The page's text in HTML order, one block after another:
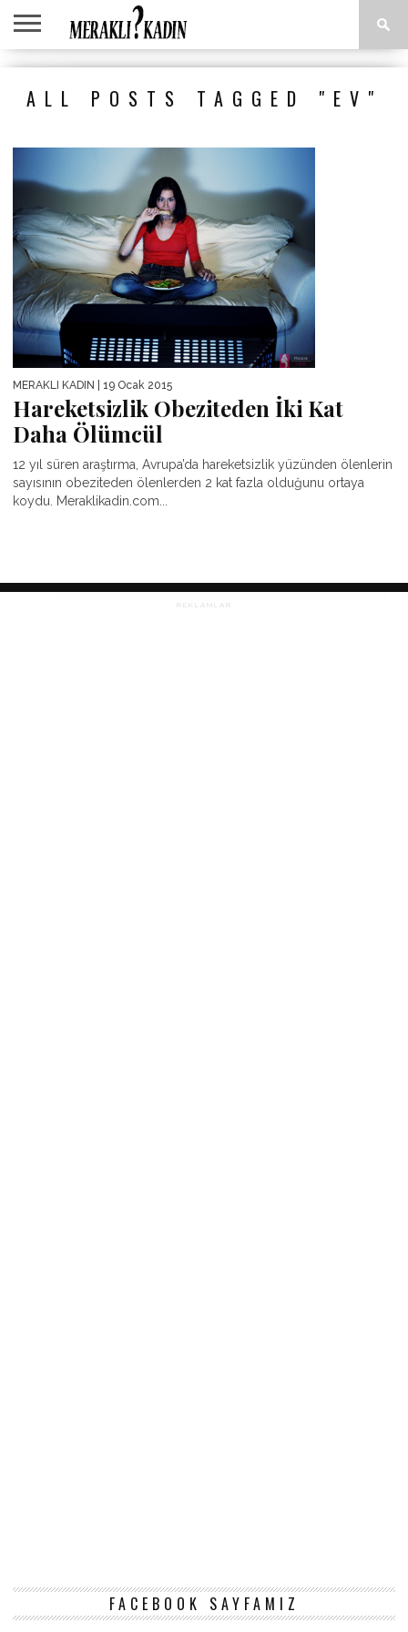
ANASAYFA
ÇOCUK
İLIŞKILER
TARIFLERI
ALL POSTS TAGGED "EV"
MERAKLI KADIN | 19 Ocak 2015
Hareketsizlik Obeziteden İki Kat
Daha Ölümcül
12 yıl süren araştırma, Avrupa’da hareketsizlik yüzünden ölenlerin
sayısının obeziteden ölenlerden 2 kat fazla olduğunu ortaya
koydu. Meraklikadin.com...
REKLAMLAR
FACEBOOK SAYFAMIZ